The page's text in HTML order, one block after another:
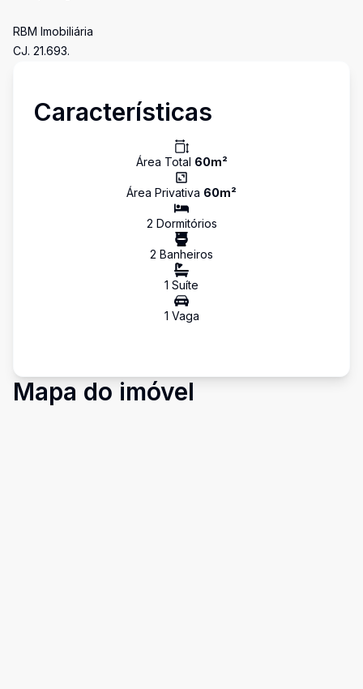
RBM Imobiliária
CJ. 21.693.
Características
Área Total 60m²
Área Privativa 60m²
2 Dormitórios
2 Banheiros
1 Suíte
1 Vaga
Mapa do imóvel